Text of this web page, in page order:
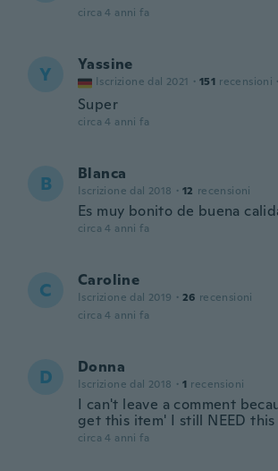
circa 4 anni fa
Y Yassine
Iscrizione dal 2021 · 151 recensioni ·
Super
circa 4 anni fa
B Blanca
Iscrizione dal 2018 · 12 recensioni
Es muy bonito de buena
circa 4 anni fa
C Caroline
Iscrizione dal 2019 · 26 recensioni
circa 4 anni fa
D Donna
Iscrizione dal 2018 · 1 recensioni
I can't leave a comment
get this item' I still NEED this
circa 4 anni fa